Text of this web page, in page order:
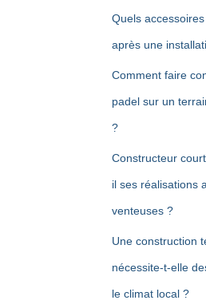
Quels
après une
Comment faire
padel sur un
?
Constructeur
il ses réalisations
venteuses ?
Une construction
nécessite-t-elle
le climat local ?